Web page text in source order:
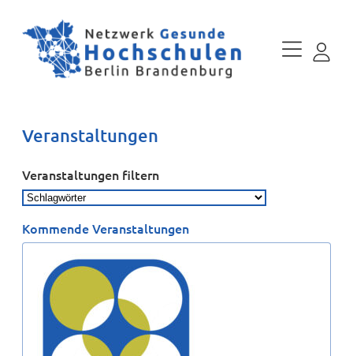
Veranstaltungen
Veranstaltungen filtern
Kommende Veranstaltungen